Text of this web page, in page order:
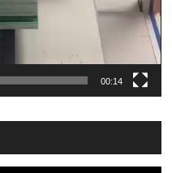
00:14